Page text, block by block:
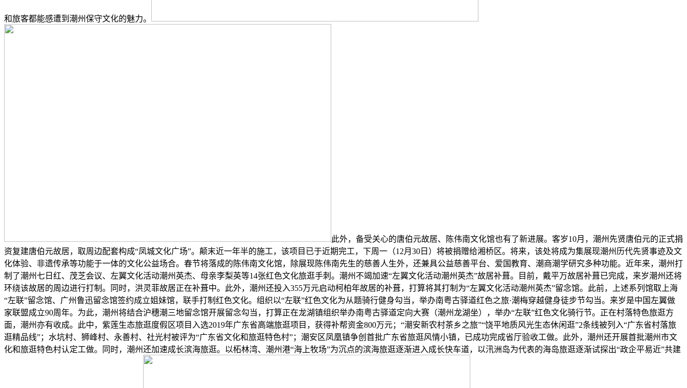
和旅客都能感遭到潮州保守文化的魅力。
此外，备受关心的唐伯元故居、陈伟南文化馆也有了新进展。客岁10月，潮州先贤唐伯元的正式捐
资复建唐伯元故居，取周边配套构成“凤城文化广场”。颠末近一年半的施工，该项目已于近期完工，下周一（12月30日）将被捐赠给湘桥区。将来，该处将成为集展现潮州历代先贤事迹及文
化体验、非遗传承等功能于一体的文化公益场合。春节将落成的陈伟南文化馆，除展现陈伟南先生的慈善人生外，还兼具公益慈善平台、爱国教育、潮商潮学研究多种功能。近年来，潮州打
制了潮州七日红、茂芝会议、左翼文化活动潮州英杰、母亲李梨英等14张红色文化旅逛手刺。潮州不竭加速“左翼文化活动潮州英杰”故居补葺。目前，戴平万故居补葺已完成，来岁潮州还将
环绕该故居的周边进行打制。同时，洪灵菲故居正在补葺中。此外，潮州还投入355万元启动柯柏年故居的补葺，打算将其打制为“左翼文化活动潮州英杰”留念馆。此前，上述系列馆取上海
“左联”留念馆、广州鲁迅留念馆签约成立姐妹馆，联手打制红色文化。组织以“左联”红色文化为从题骑行健身勾当，举办南粤古驿道红色之旅·潮梅穿越健身徒步节勾当。来岁是中国左翼做
家联盟成立90周年。为此，潮州将结合沪穗潮三地留念馆开展留念勾当，打算正在龙湖镇组织举办南粤古驿道定向大赛（潮州龙湖坐），举办“左联”红色文化骑行节。正在村落特色旅逛方
面，潮州亦有收成。此中，紫莲生态旅逛度假区项目入选2019年广东省高端旅逛项目，获得补帮资金800万元；“潮安新农村茶乡之旅”“饶平地质风光生态休闲逛”2条线被列入“广东省村落旅
逛精品线”；水坑村、狮峰村、永善村、社光村被评为“广东省文化和旅逛特色村”；潮安区凤凰镇争创首批广东省旅逛风情小镇，已成功完成省厅验收工做。此外，潮州还开展首批潮州市文
化和旅逛特色村认定工做。同时，潮州还加速成长滨海旅逛。以柘林湾、潮州港“海上牧场”为沉点的滨海旅逛逐渐进入成长快车道，以汛洲岛为代表的海岛旅逛逐渐试探出“政企平易近”共建